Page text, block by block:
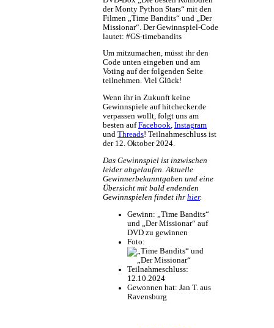
der Monty Python Stars“ mit den
Filmen „Time Bandits“ und „Der
Missionar“. Der Gewinnspiel-Code
lautet: #GS-timebandits
Um mitzumachen, müsst ihr den
Code unten eingeben und am
Voting auf der folgenden Seite
teilnehmen. Viel Glück!
Wenn ihr in Zukunft keine
Gewinnspiele auf hitchecker.de
verpassen wollt, folgt uns am
besten aufFacebook, Instagram
und Threads! Teilnahmeschluss ist
der 12. Oktober 2024.
Das Gewinnspiel ist inzwischen
leider abgelaufen. Aktuelle
Gewinnerbekanntgaben und eine
Übersicht mit bald endenden
Gewinnspielen findet ihr hier.
Gewinn:
„Time Bandits“
und „Der Missionar“ auf
DVD zu gewinnen
Foto:
Teilnahmeschluss:
12.10.2024
Gewonnen hat: Jan T. aus
Ravensburg